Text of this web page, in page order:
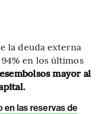
la deuda externa
en los últimos
mayor al
en las reservas de